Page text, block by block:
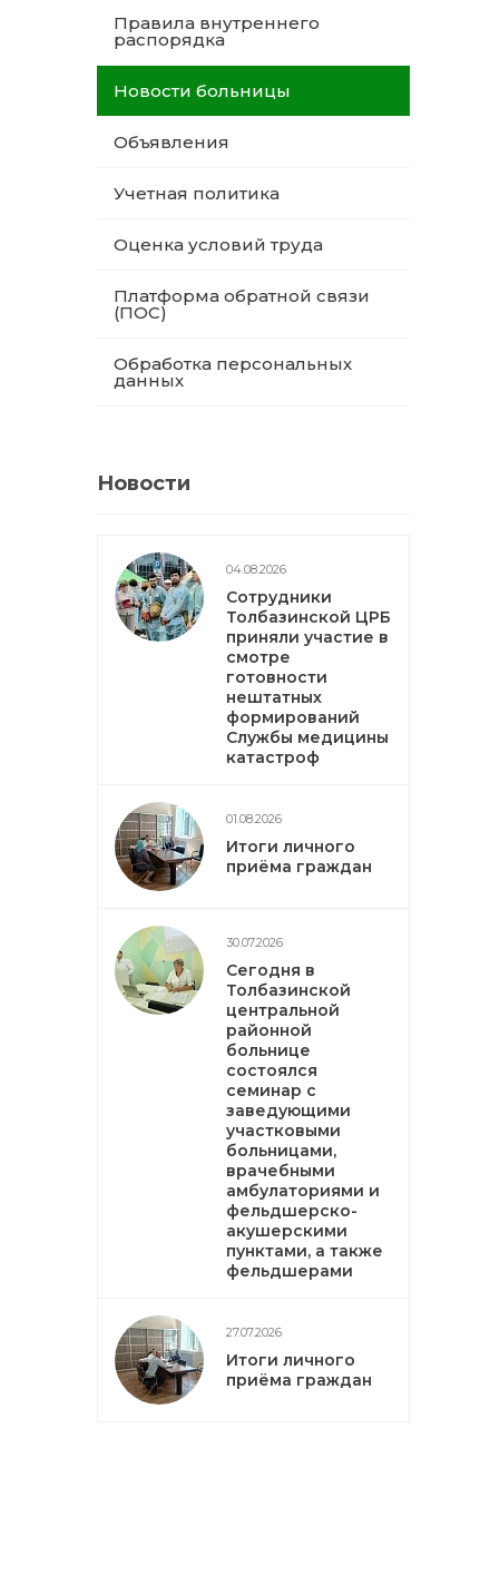
Правила внутреннего
распорядка
Новости больницы
Объявления
Учетная политика
Оценка условий труда
Платформа обратной связи
(ПОС)
Обработка персональных
данных
Новости
04.08.2026
Сотрудники
Толбазинской ЦРБ
приняли участие в
смотре
готовности
нештатных
формирований
Службы медицины
катастроф
01.08.2026
Итоги личного
приёма граждан
30.07.2026
Сегодня в
Толбазинской
центральной
районной
больнице
состоялся
семинар с
заведующими
участковыми
больницами,
врачебными
амбулаториями и
фельдшерско-
акушерскими
пунктами, а также
фельдшерами
27.07.2026
Итоги личного
приёма граждан